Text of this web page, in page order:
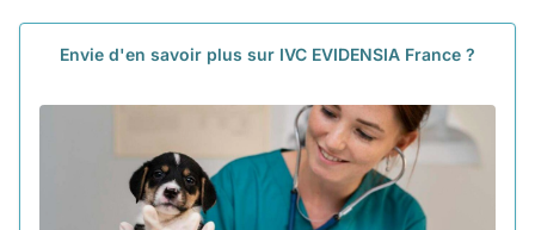
Envie d'en savoir plus sur IVC EVIDENSIA France ?